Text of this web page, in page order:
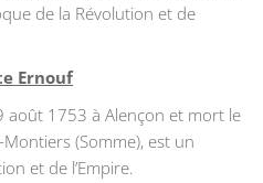
de la Révolution et de
Ernouf
août 1753 à Alençon et mort le
(Somme), est un
et de l’Empire.